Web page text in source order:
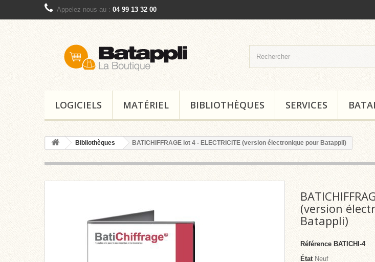
Appelez nous au : 04 99 13 32 00
LOGICIELS MATÉRIEL BIBLIOTHÈQUES SERVICES
Bibliothèques BATICHIFFRAGE lot 4 - ELECTRICITE (version électronique pour Batappli)
(version
Batappli)
Référence BATICHI-4
État Neuf